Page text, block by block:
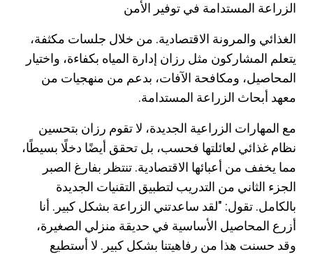
الزراعة المستدامة في توفير الأمن
الغذائي والمرونة الاقتصادية. من خلال جلسات مكثفة،
يتعلم المشاركون مثل رزان إدارة المياه بكفاءة، واختيار
المحاصيل، ومكافحة الآفات، بدعم من منهجيات من
معهد أبحاث الزراعة المستدامة.
مع المهارات الزراعية الجديدة، لا تقوم رزان بتحسين
نظام غذائي لعائلتها فحسب، بل تحقق أيضًا دخلًا بسيطًا،
مما يخفف من أعبائها الاقتصادية. تنتظر بفارغ الصبر
الجزء الثاني من التدريب لتطبيق التقنيات الجديدة
بالكامل. تقول: "لقد ساعدتني الزراعة بشكل كبير. أنا
أزرع المحاصيل الأساسية في حديقة منزلي الصغيرة،
وقد حسنت هذا من رفاهيتنا بشكل كبير. لا أستطيع